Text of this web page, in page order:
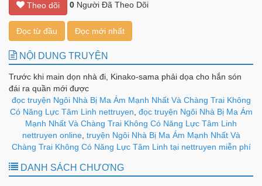
Theo dõi 0 Người Đã Theo Dõi
Đọc từ đầu Đọc mới nhất
NỘI DUNG TRUYỆN
Trước khi main dọn nhà đi, Kinako-sama phải dọa cho hắn són
đái ra quần mới được
đọc truyện Ngôi Nhà Bị Ma Ám Mạnh Nhất Và Chàng Trai Không
Có Năng Lực Tâm Linh nettruyen đọc truyện Ngôi Nhà Bị Ma Ám
Mạnh Nhất Và Chàng Trai Không Có Năng Lực Tâm Linh
nettruyen online, truyện Ngôi Nhà Bị Ma Ám Mạnh Nhất Và
Chàng Trai Không Có Năng Lực Tâm Linh tại nettruyen miễn phí
DANH SÁCH CHƯƠNG